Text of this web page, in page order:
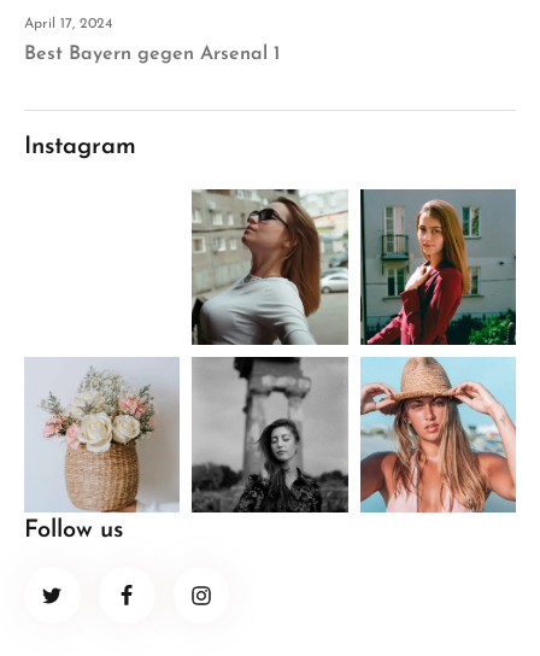
April 17, 2024
Best Bayern gegen Arsenal 1
Instagram
Follow us